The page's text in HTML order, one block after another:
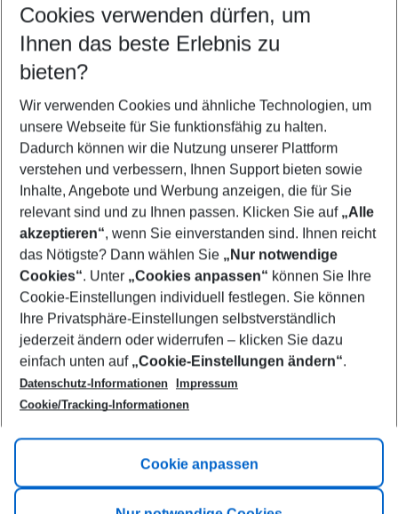
Customize your offer
Find the perfect deal which suits your best
Your departure airport
Any airport
Select your date range
10/08/26–08/08/27 5-8 nights
Who will travel
2 adults No children
Show more filter
Footer
Footer navigation
Title A
Link A
Cookies verwenden dürfen, um
Ihnen das beste Erlebnis zu
bieten?
Wir verwenden Cookies und ähnliche Technologien, um
unsere Webseite für Sie funktionsfähig zu halten.
Dadurch können wir die Nutzung unserer Plattform
verstehen und verbessern, Ihnen Support bieten sowie
Inhalte, Angebote und Werbung anzeigen, die für Sie
relevant sind und zu Ihnen passen. Klicken Sie auf „Alle
akzeptieren“, wenn Sie einverstanden sind. Ihnen reicht
das Nötigste? Dann wählen Sie „Nur notwendige
Cookies“. Unter „Cookies anpassen“ können Sie Ihre
Cookie-Einstellungen individuell festlegen. Sie können
Ihre Privatsphäre-Einstellungen selbstverständlich
jederzeit ändern oder widerrufen – klicken Sie dazu
einfach unten auf „Cookie-Einstellungen ändern“.
Datenschutz-Informationen
Impressum
Cookie/Tracking-Informationen
Cookie anpassen